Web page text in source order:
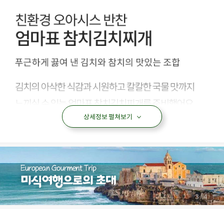
상세정보 펼쳐보기
3/4